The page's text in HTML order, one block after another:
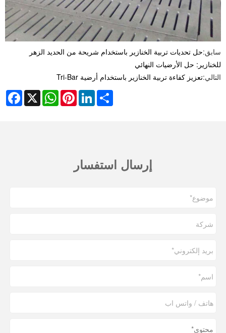
سابق:حل تحديات تربية الخنازير باستخدام شريحة من الحديد الزهر
للخنازير: حل الأرضيات النهائي
التالي:تعزيز كفاءة تربية الخنازير باستخدام أرضية Tri-Bar
X
WhatsAppPinterestLinkedInShare
إرسال استفسار